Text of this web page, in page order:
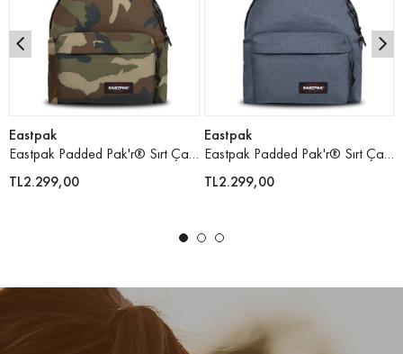
Eastpak
Eastpak Padded Pak'r® Sırt Çantası
TL2.299,00
Eastpak
Eastpak Padded Pak'r® Sırt Çantası
TL2.299,00